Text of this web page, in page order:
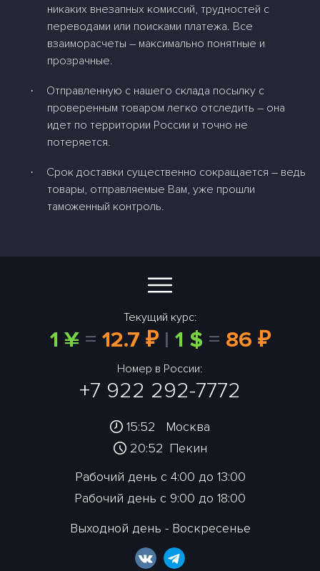
никаких внезапных комиссий, трудностей с
переводами или поисками платежа. Все
взаиморасчеты – максимально понятные и
прозрачные.
·
Отправленную с нашего склада посылку с
проверенным товаром легко отследить – она
идет по территории России и точно не
потеряется.
·
Срок доставки существенно сокращается – ведь
товары, отправляемые Вам, уже прошли
таможенный контроль.
Текущий курс:
1 ¥= 12.7 ₽| 1 $ = 86 ₽
Номер в России:
+7 922 292-7772
15:52
Москва
20:52 Пекин
Рабочий день с 4:00 до 13:00
Рабочий день с 9:00 до 18:00
Выходной день - Воскресенье